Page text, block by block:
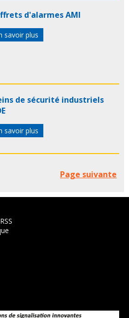
d'alarmes AMI
savoir plus
de sécurité industriels
savoir plus
Page suivante